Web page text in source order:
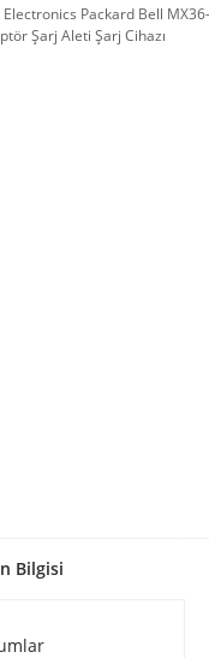
Bilgisi